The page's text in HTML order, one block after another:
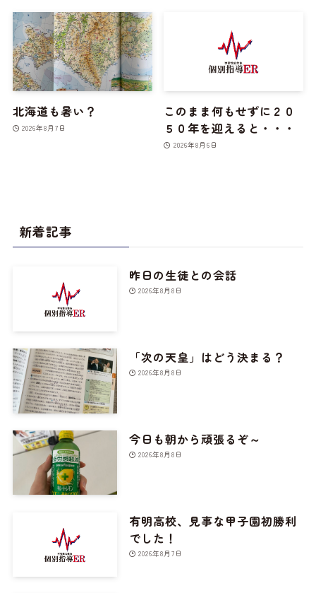
北海道も暑い？
2026年8月7日
このまま何もせずに２０
５０年を迎えると・・・
2026年8月6日
新着記事
昨日の生徒との会話
2026年8月8日
「次の天皇」はどう決まる？
2026年8月8日
今日も朝から頑張るぞ～
2026年8月8日
有明高校、見事な甲子園初勝利
でした！
2026年8月7日